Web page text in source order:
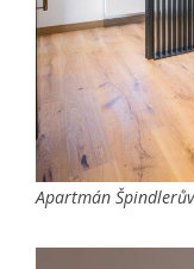
Apartmán